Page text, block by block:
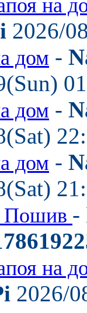
на
2026/
дом -
дом -
дом -
Пошив -
на
2026/